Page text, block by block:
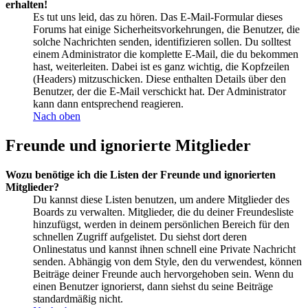
erhalten!
Es tut uns leid, das zu hören. Das E-Mail-Formular dieses
Forums hat einige Sicherheitsvorkehrungen, die Benutzer, die
solche Nachrichten senden, identifizieren sollen. Du solltest
einem Administrator die komplette E-Mail, die du bekommen
hast, weiterleiten. Dabei ist es ganz wichtig, die Kopfzeilen
(Headers) mitzuschicken. Diese enthalten Details über den
Benutzer, der die E-Mail verschickt hat. Der Administrator
kann dann entsprechend reagieren.
Nach oben
Freunde und ignorierte Mitglieder
Wozu benötige ich die Listen der Freunde und ignorierten
Mitglieder?
Du kannst diese Listen benutzen, um andere Mitglieder des
Boards zu verwalten. Mitglieder, die du deiner Freundesliste
hinzufügst, werden in deinem persönlichen Bereich für den
schnellen Zugriff aufgelistet. Du siehst dort deren
Onlinestatus und kannst ihnen schnell eine Private Nachricht
senden. Abhängig von dem Style, den du verwendest, können
Beiträge deiner Freunde auch hervorgehoben sein. Wenn du
einen Benutzer ignorierst, dann siehst du seine Beiträge
standardmäßig nicht.